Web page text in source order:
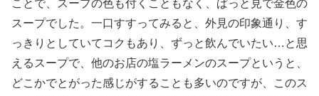
ことで、スープの色も付くこともなく、ぱっと見で金色の
スープでした。一口すすってみると、外見の印象通り、す
っきりとしていてコクもあり、ずっと飲んでいたい…と思
えるスープで、他のお店の塩ラーメンのスープというと、
どこかでとがった感じがすることも多いのですが、このス